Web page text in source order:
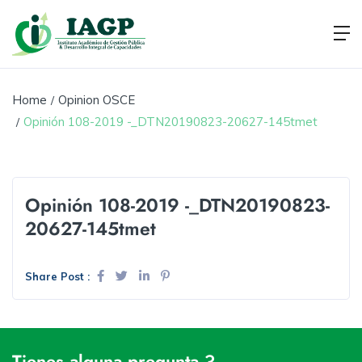
Home
Opinion OSCE
Opinión 108-2019 -_DTN20190823-20627-145tmet
Opinión 108-2019 -_DTN20190823-
20627-145tmet
Share Post :